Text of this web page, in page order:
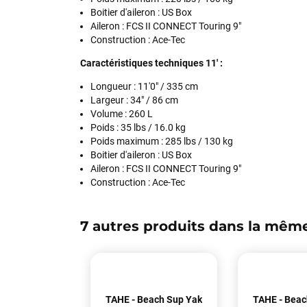
Boitier d'aileron : US Box
Aileron : FCS II CONNECT Touring 9"
Construction :Ace-Tec
Caractéristiques techniques 11' :
Longueur : 11'0" / 335 cm
Largeur :34" / 86 cm
Volume :260 L
Poids :35 lbs / 16.0 kg
Poids maximum :285 lbs / 130 kg
Boitier d'aileron : US Box
Aileron : FCS II CONNECT Touring 9"
Construction : Ace-Tec
7 autres produits dans la
TAHE - Beach Sup Yak
TAHE -